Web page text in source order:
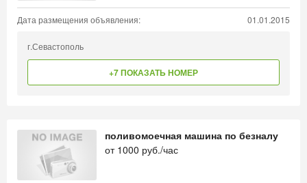
Дата размещения объявления: 01.01.2015
г.Севастополь
+7 ПОКАЗАТЬ НОМЕР
поливомоечная машина по безналу
от 1000 руб./час